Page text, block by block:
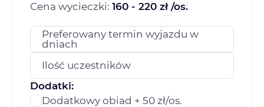
Cena wycieczki: 160 - 220 zł /os.
Preferowany termin wyjazdu w
dniach
Ilość uczestników
Dodatki:
Dodatkowy obiad + 50 zł/os.